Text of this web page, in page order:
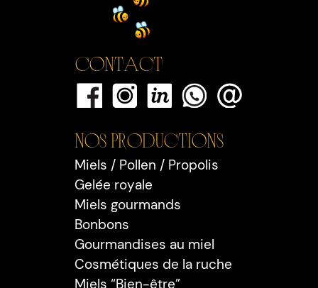
Contact
Nos PRODUCTIONS
Miels / Pollen / Propolis
Gelée royale
Miels gourmands
Bonbons
Gourmandises au miel
Cosmétiques de la ruche
Miels “Bien-être”